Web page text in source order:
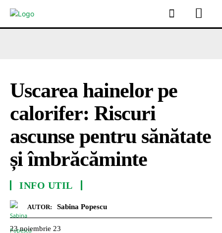
Uscarea hainelor pe
calorifer: Riscuri
ascunse pentru sănătate
și îmbrăcăminte
INFO UTIL
AUTOR: Sabina Popescu
23 noiembrie 23